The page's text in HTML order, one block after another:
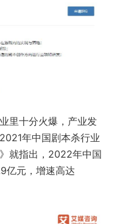
里十分火爆，产业发
年中国剧本杀行业
就指出，2022年中国
亿元，增速高达